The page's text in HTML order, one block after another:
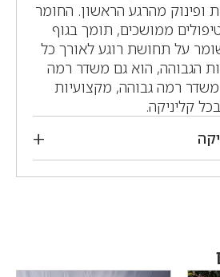
ופינוק מהרגע הראשון. החומר
ממושכים, תומך בגוף
על תחושת רוגע לאורך כל
הגבוהה, הוא גם משדר רמה
רמה גבוהה, מקצועיות
קליניקה.